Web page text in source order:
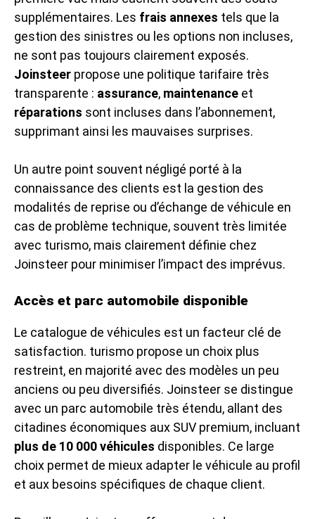
supplémentaires. Les frais annexes tels que la
gestion des sinistres ou les options non incluses,
ne sont pas toujours clairement exposés.
Joinsteer propose une politique tarifaire très
transparente : assurance, maintenance et
réparations sont incluses dans l’abonnement,
supprimant ainsi les mauvaises surprises.
Un autre point souvent négligé porté à la
connaissance des clients est la gestion des
modalités de reprise ou d’échange de véhicule en
cas de problème technique, souvent très limitée
avec turismo, mais clairement définie chez
Joinsteer pour minimiser l’impact des imprévus.
Accès et parc automobile disponible
Le catalogue de véhicules est un facteur clé de
satisfaction. turismo propose un choix plus
restreint, en majorité avec des modèles un peu
anciens ou peu diversifiés. Joinsteer se distingue
avec un parc automobile très étendu, allant des
citadines économiques aux SUV premium, incluant
plus de 10 000 véhicules disponibles. Ce large
choix permet de mieux adapter le véhicule au profil
et aux besoins spécifiques de chaque client.